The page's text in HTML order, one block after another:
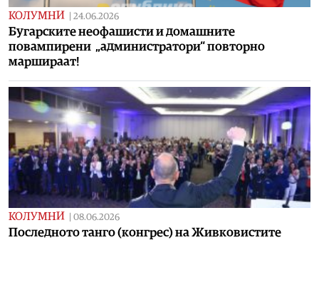
КОЛУМНИ 24.06.2026
Бугарските неофашисти и домашните
повампирени „администратори“ повторно
маршираат!
КОЛУМНИ 08.06.2026
Последното танго (конгрес) на Живковистите